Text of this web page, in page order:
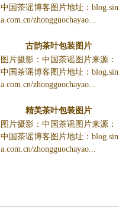
中国茶谣博客图片地址：blog.sin
a.com.cn/zhongguochayao...
古韵茶叶包装图片
图片摄影：中国茶谣图片来源：
中国茶谣博客图片地址：blog.sin
a.com.cn/zhongguochayao...
精美茶叶包装图片
图片摄影：中国茶谣图片来源：
中国茶谣博客图片地址：blog.sin
a.com.cn/zhongguochayao...